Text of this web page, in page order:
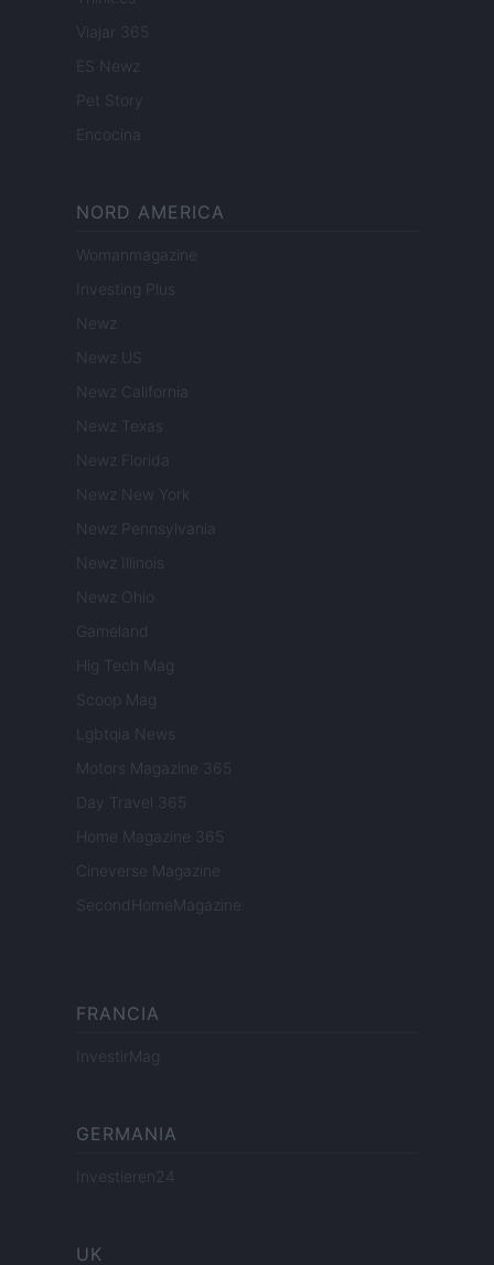
Viajar 365
ES Newz
Pet Story
Encocina
NORD AMERICA
Womanmagazine
Investing Plus
Newz
Newz US
Newz California
Newz Texas
Newz Florida
Newz New York
Newz Pennsylvania
Newz Illinois
Newz Ohio
Gameland
Hig Tech Mag
Scoop Mag
Lgbtqia News
Motors Magazine 365
Day Travel 365
Home Magazine 365
Cineverse Magazine
SecondHomeMagazine
FRANCIA
InvestirMag
GERMANIA
Investieren24
UK